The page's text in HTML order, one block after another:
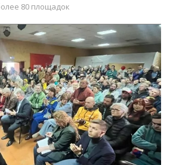
80 площадок